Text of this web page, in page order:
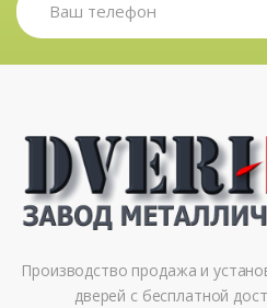
Производство продажа и
дверей с бесплатной